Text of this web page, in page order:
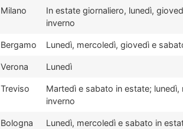
Milano
In estate giornaliero, lunedì,
inverno
Bergamo Lunedì, mercoledì, giovedì e
Verona Lunedì
Treviso
Martedì e sabato in estate;
inverno
Bologna
Lunedì, mercoledì e sabato in